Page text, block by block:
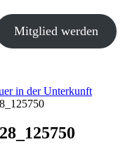
Mitglied werden
in der Unterkunft